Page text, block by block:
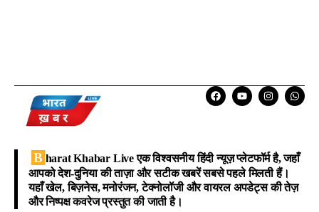
B harat Khabar Liveएक विश्वसनीय हिंदी न्यूज़ प्लेटफॉर्म है, जहाँ
आपको देश-दुनिया की ताज़ा और सटीक खबरें सबसे पहले मिलती हैं।
यहाँ खेल, बिज़नेस, मनोरंजन, टेक्नोलॉजी और वायरल अपडेट्स की तेज़
और निष्पक्ष कवरेज प्रस्तुत की जाती है।